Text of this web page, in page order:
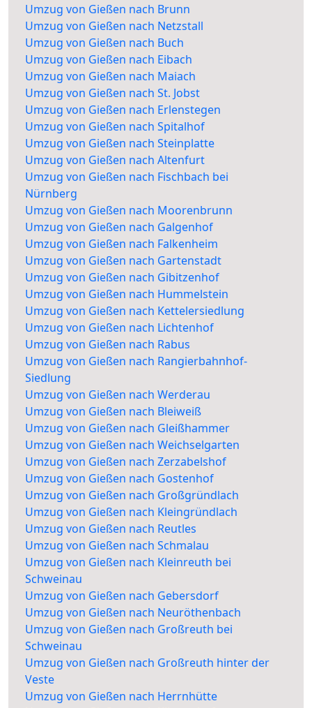
Umzug von Gießen nach Brunn
Umzug von Gießen nach Netzstall
Umzug von Gießen nach Buch
Umzug von Gießen nach Eibach
Umzug von Gießen nach Maiach
Umzug von Gießen nach St. Jobst
Umzug von Gießen nach Erlenstegen
Umzug von Gießen nach Spitalhof
Umzug von Gießen nach Steinplatte
Umzug von Gießen nach Altenfurt
Umzug von Gießen nach Fischbach bei
Nürnberg
Umzug von Gießen nach Moorenbrunn
Umzug von Gießen nach Galgenhof
Umzug von Gießen nach Falkenheim
Umzug von Gießen nach Gartenstadt
Umzug von Gießen nach Gibitzenhof
Umzug von Gießen nach Hummelstein
Umzug von Gießen nach Kettelersiedlung
Umzug von Gießen nach Lichtenhof
Umzug von Gießen nach Rabus
Umzug von Gießen nach Rangierbahnhof-
Siedlung
Umzug von Gießen nach Werderau
Umzug von Gießen nach Bleiweiß
Umzug von Gießen nach Gleißhammer
Umzug von Gießen nach Weichselgarten
Umzug von Gießen nach Zerzabelshof
Umzug von Gießen nach Gostenhof
Umzug von Gießen nach Großgründlach
Umzug von Gießen nach Kleingründlach
Umzug von Gießen nach Reutles
Umzug von Gießen nach Schmalau
Umzug von Gießen nach Kleinreuth bei
Schweinau
Umzug von Gießen nach Gebersdorf
Umzug von Gießen nach Neuröthenbach
Umzug von Gießen nach Großreuth bei
Schweinau
Umzug von Gießen nach Großreuth hinter der
Veste
Umzug von Gießen nach Herrnhütte